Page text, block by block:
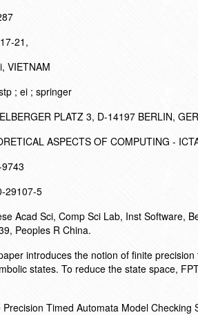
21,
VIETNAM
; ei ; springer
PLATZ 3, D-14197 BERLIN,
ASPECTS OF COMPUTING -
29107-5
Acad Sci, Comp Sci Lab, Inst Software,
Peoples R China.
introduces the notion of finite
states. To reduce the state space,
Precision Timed Automata Model Checking